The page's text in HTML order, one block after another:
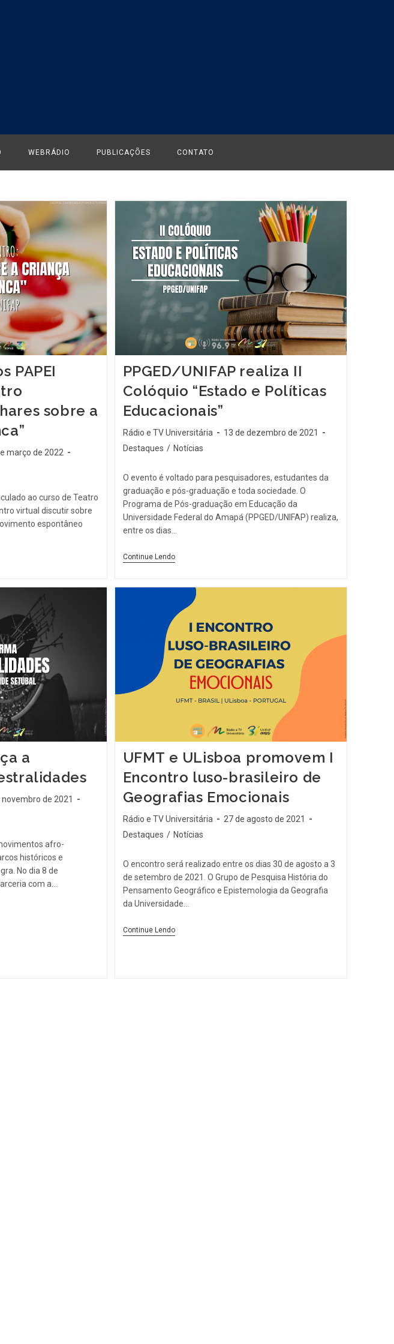
WEBRÁDIO PUBLICAÇÕES CONTATO
PAPEI
sobre a
março de 2022
ao curso de Teatro
virtual discutir sobre
espontâneo
PPGED/UNIFAP realiza II
Colóquio “Estado e Políticas
Educacionais”
Rádio e TV Universitária
13 de dezembro de 2021
Destaques / Notícias
O evento é voltado para pesquisadores, estudantes da
graduação e pós-graduação e toda sociedade. O
Programa de Pós-graduação em Educação da
Universidade Federal do Amapá (PPGED/UNIFAP) realiza,
entre os dias…
Continue Lendo
a
novembro de 2021
afro-
históricos e
No dia 8 de
com a…
UFMT e ULisboa promovem I
Encontro luso-brasileiro de
Geografias Emocionais
Rádio e TV Universitária
27 de agosto de 2021
Destaques / Notícias
O encontro será realizado entre os dias 30 de agosto a 3
de setembro de 2021. O Grupo de Pesquisa História do
Pensamento Geográfico e Epistemologia da Geografia
da Universidade…
Continue Lendo